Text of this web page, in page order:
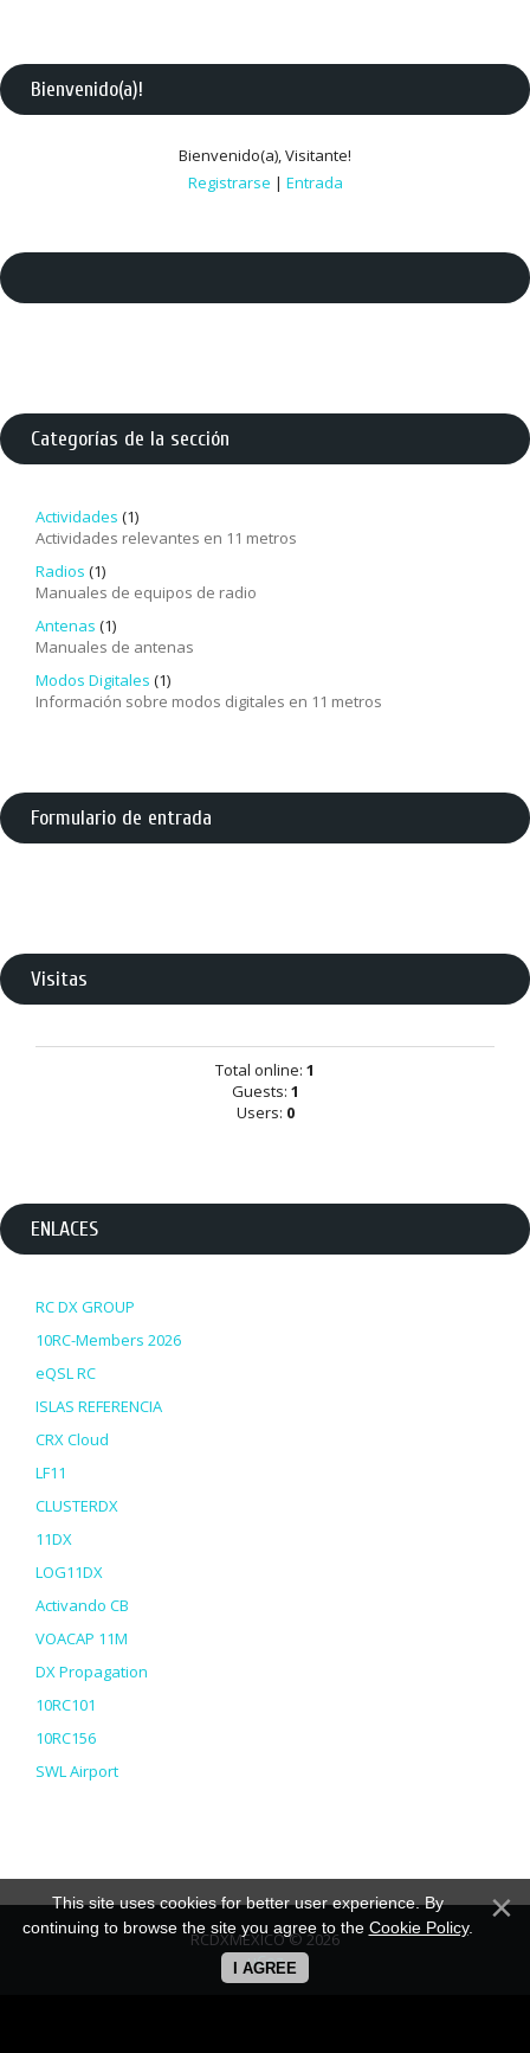
Bienvenido(a)!
Bienvenido(a),Visitante!
Registrarse | Entrada
Categorías de la sección
Actividades (1)
Actividades relevantes en 11 metros
Radios (1)
Manuales de equipos de radio
Antenas (1)
Manuales de antenas
Modos Digitales (1)
Información sobre modos digitales en 11 metros
Formulario de entrada
Visitas
Total online: 1
Guests: 1
Users: 0
ENLACES
RC DX GROUP
10RC-Members 2026
eQSL RC
ISLAS REFERENCIA
CRX Cloud
LF11
CLUSTERDX
11DX
LOG11DX
Activando CB
VOACAP 11M
DX Propagation
10RC101
10RC156
SWL Airport
RCDXMEXICO © 2026
uCoz
This site uses cookies for better user experience. By
continuing to browse the site you agree to the Cookie Policy.
I AGREE